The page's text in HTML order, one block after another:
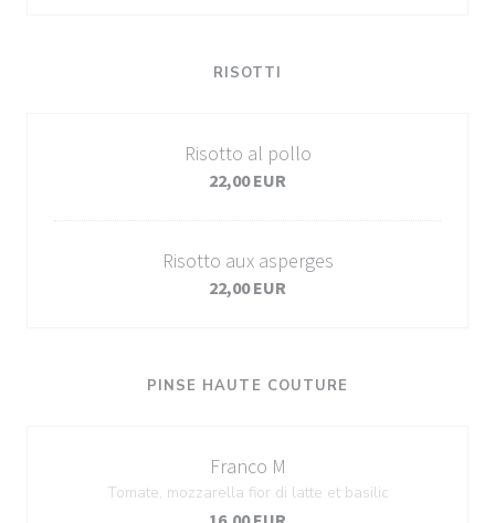
RISOTTI
Risotto al pollo
22,00 EUR
Risotto aux asperges
22,00 EUR
PINSE HAUTE COUTURE
Franco M
Tomate, mozzarella fior di latte et basilic